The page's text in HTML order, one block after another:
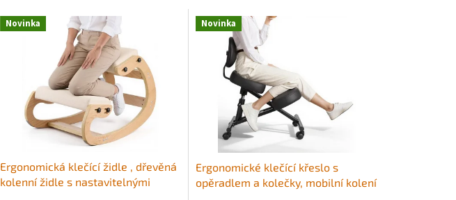
Novinka
Ergonomická klečící židle , dřevěná
kolenní židle s nastavitelnými
Novinka
Ergonomické klečící křeslo s
opěradlem a kolečky, mobilní kolení